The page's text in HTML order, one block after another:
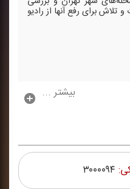
تلاش برای رفع آنها از رادیو
بیشتر ...
۳۰۰۰۰۹۴